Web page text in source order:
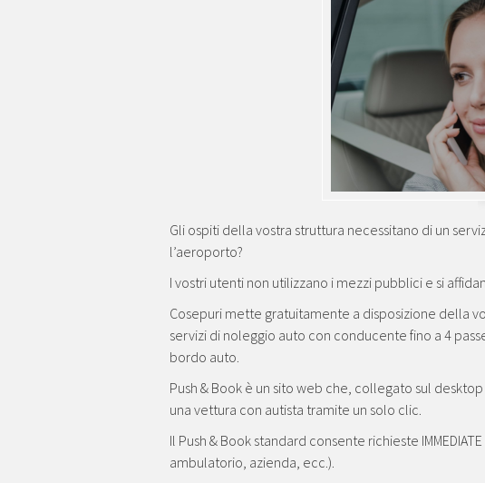
Gli ospiti della vostra struttura necessitano di un
l’aeroporto?
I vostri utenti non utilizzano i mezzi pubblici e si
Cosepuri mette gratuitamente a disposizione della
servizi di noleggio auto con conducente fino a 4
bordo auto.
Push & Book è un sito web che, collegato sul
una vettura con autista tramite un solo clic.
Il Push & Book standard consente richieste
ambulatorio, azienda, ecc.).